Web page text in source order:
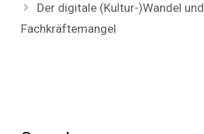
Der digitale (Kultur-)Wandel und
Fachkräftemangel